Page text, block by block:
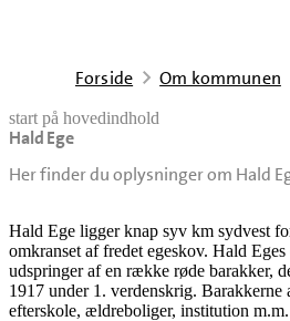
Forside Om kommunen
start på hovedindhold
Hald Ege
Her finder du oplysninger om Hald
senest opdateret 18. februar 2026
Hald Ege ligger knap syv km sydvest
omkranset af fredet egeskov. Hald
udspringer af en række røde barakker,
1917 under 1. verdenskrig. Barakkerne
efterskole, ældreboliger, institution m.m.